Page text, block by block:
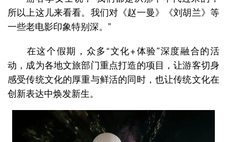
所以上这儿来看看。我们对《赵一曼》《刘胡兰》等
一些老电影印象特别深。”
在这个假期，众多“文化+体验”深度融合的活
动，成为各地文旅部门重点打造的项目，让游客切身
感受传统文化的厚重与鲜活的同时，也让传统文化在
创新表达中焕发新生。